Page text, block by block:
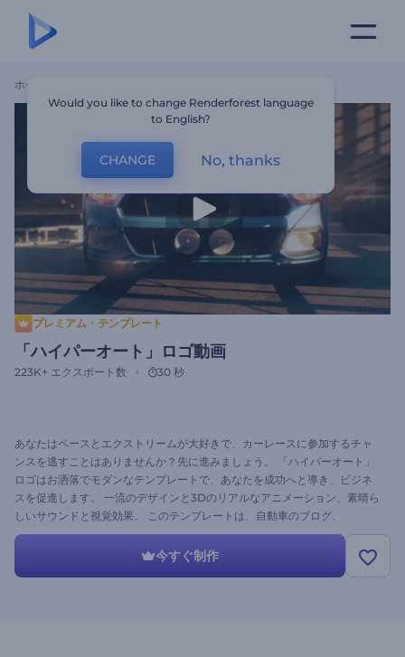
ホーム
プレミアム・テンプレート
「ハイパーオート」ロゴ動画
223K+ エクスポート数 30 秒
あなたはペースとエクストリームが大好きで、カーレースに参加するチャ
ンスを逃すことはありませんか？先に進みましょう。 「ハイパーオート」
ロゴはお洒落でモダンなテンプレートで、あなたを成功へと導き、ビジネ
スを促進します。 一流のデザインと3Dのリアルなアニメーション、素晴ら
しいサウンドと視覚効果。 このテンプレートは、自動車のブログ、
YouTubeチャンネル、モータースポーツ関連のオープナー、その他の自動
車整備や自動車販売関連のWebサイトに最適です。 ロゴをアップロード
し、テキストを調整して音楽を追加するだけです。 お客様の動画は数分で
今すぐ制作
Would you like to change Renderforest language
to English?
CHANGE No, thanks